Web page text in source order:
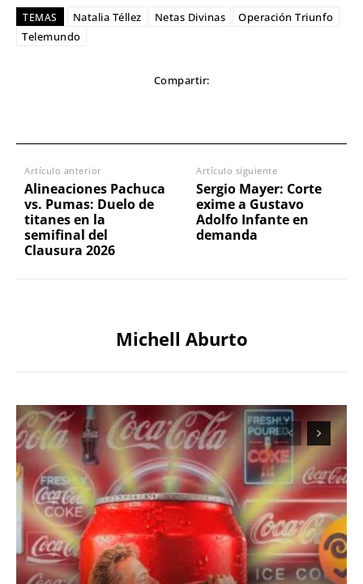
TEMAS Natalia Téllez Netas Divinas
Operación Triunfo
Telemundo
Compartir:
Artículo anterior
Alineaciones Pachuca
vs. Pumas: Duelo de
titanes en la
semifinal del
Clausura 2026
Artículo siguiente
Sergio Mayer: Corte
exime a Gustavo
Adolfo Infante en
demanda
Michell Aburto